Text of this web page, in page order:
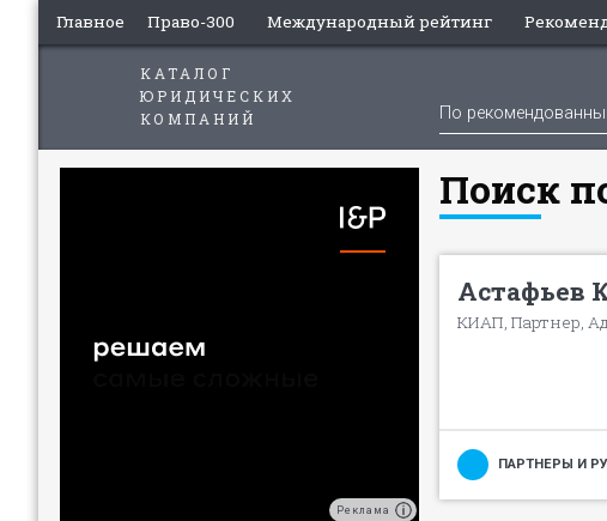
Главное Право-300 Международный рейтинг
КАТАЛОГ
ЮРИДИЧЕСКИХ
КОМПАНИЙ
По
Реклама
Поиск
Астафьев
КИАП, Партнер,
ПАРТНЕРЫ И